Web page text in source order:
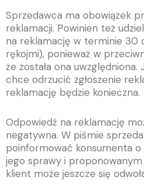
Sprzedawca ma obowiązek
reklamacji. Powinien też
na reklamację w terminie 30
rękojmi), ponieważ w
że została ona
chce odrzucić zgłoszenie
reklamację będzie konieczna.
Odpowiedź na reklamację
negatywna. W piśmie
poinformować konsumenta
jego sprawy i
klient może jeszcze się